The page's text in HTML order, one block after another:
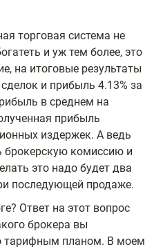
торговая система не
и уж тем более, это
на итоговые результаты
и прибыль 4.13% за
в среднем на
прибыль
издержек. А ведь
брокерскую комиссию и
это надо будет два
последующей продаже.
Ответ на этот вопрос
брокера вы
тарифным планом. В моем